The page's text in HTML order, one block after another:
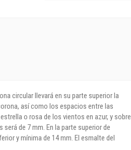
circular llevará en su parte superior la
así como los espacios entre las
o rosa de los vientos en azur, y sobre
de 7 mm. En la parte superior de
y mínima de 14 mm. El esmalte del